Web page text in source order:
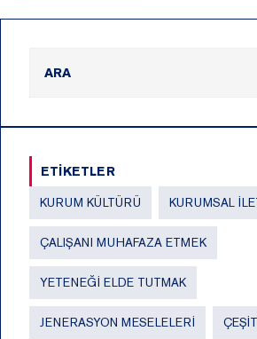
ETİKETLER
KURUM KÜLTÜRÜ
KURUMSAL
ÇALIŞANI MUHAFAZA ETMEK
YETENEĞI ELDE TUTMAK
JENERASYON MESELELERI